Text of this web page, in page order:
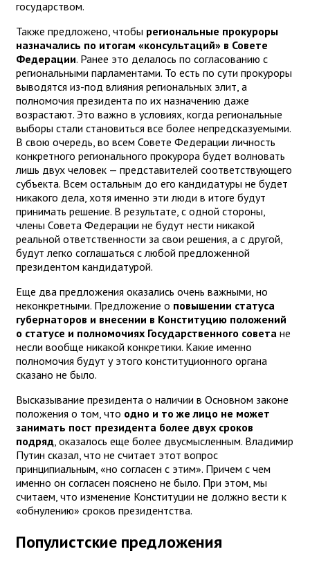
государством.
Также предложено, чтобы региональные прокуроры
назначались по итогам «консультаций» в Совете
Федерации. Ранее это делалось по согласованию с
региональными парламентами. То есть по сути прокуроры
выводятся из-под влияния региональных элит, а
полномочия президента по их назначению даже
возрастают. Это важно в условиях, когда региональные
выборы стали становиться все более непредсказуемыми.
В свою очередь, во всем Совете Федерации личность
конкретного регионального прокурора будет волновать
лишь двух человек — представителей соответствующего
субъекта. Всем остальным до его кандидатуры не будет
никакого дела, хотя именно эти люди в итоге будут
принимать решение. В результате, с одной стороны,
члены Совета Федерации не будут нести никакой
реальной ответственности за свои решения, а с другой,
будут легко соглашаться с любой предложенной
президентом кандидатурой.
Еще два предложения оказались очень важными, но
неконкретными. Предложение о повышении статуса
губернаторов и внесении в Конституцию положений
о статусе и полномочиях Государственного совета не
несли вообще никакой конкретики. Какие именно
полномочия будут у этого конституционного органа
сказано не было.
Высказывание президента о наличии в Основном законе
положения о том, что одно и то же лицо не может
занимать пост президента более двух сроков
подряд , оказалось еще более двусмысленным. Владимир
Путин сказал, что не считает этот вопрос
принципиальным, «но согласен с этим». Причем с чем
именно он согласен пояснено не было. При этом, мы
считаем, что изменение Конституции не должно вести к
«обнулению» сроков президентства.
Популистские предложения